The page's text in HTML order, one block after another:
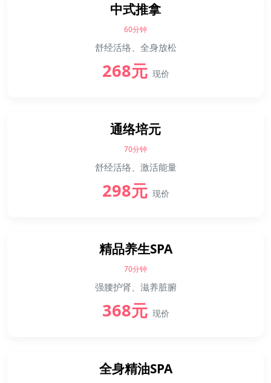
中式推拿
60分钟
舒经活络、全身放松
268元 现价
通络培元
70分钟
舒经活络、激活能量
298元 现价
精品养生SPA
70分钟
强腰护肾、滋养脏腑
368元 现价
全身精油SPA